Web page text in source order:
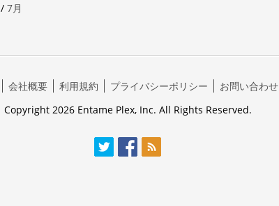
/ 7月
会社概要 利用規約 プライバシーポリシー
お問い合わせ
Copyright 2026 Entame Plex, Inc. All Rights Reserved.